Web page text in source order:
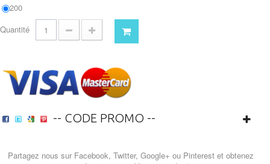
200
Quantité
-- CODE PROMO --
Partagez nous sur Facebook, Twitter, Google+ ou Pinterest et obtenez